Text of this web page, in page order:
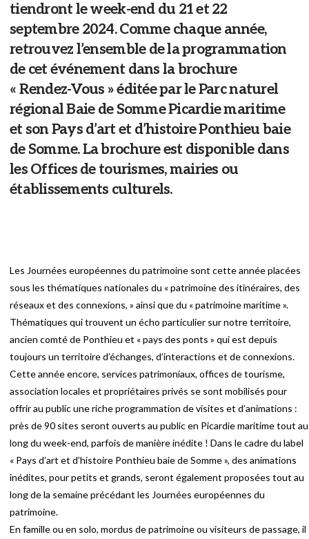
tiendront le week-end du 21 et 22
septembre 2024. Comme chaque année,
retrouvez l’ensemble de la programmation
de cet événement dans la brochure
« Rendez-Vous » éditée par le Parc naturel
régional Baie de Somme Picardie maritime
et son Pays d’art et d’histoire Ponthieu baie
de Somme. La brochure est disponible dans
les Offices de tourismes, mairies ou
établissements culturels.
Les Journées européennes du patrimoine sont cette année placées
sous les thématiques nationales du « patrimoine des itinéraires, des
réseaux et des connexions, » ainsi que du « patrimoine maritime ».
Thématiques qui trouvent un écho particulier sur notre territoire,
ancien comté de Ponthieu et « pays des ponts » qui est depuis
toujours un territoire d’échanges, d’interactions et de connexions.
Cette année encore, services patrimoniaux, offices de tourisme,
association locales et propriétaires privés se sont mobilisés pour
offrir au public une riche programmation de visites et d’animations :
près de 90 sites seront ouverts au public en Picardie maritime tout au
long du week-end, parfois de manière inédite ! Dans le cadre du label
« Pays d’art et d’histoire Ponthieu baie de Somme », des animations
inédites, pour petits et grands, seront également proposées tout au
long de la semaine précédant les Journées européennes du
patrimoine.
En famille ou en solo, mordus de patrimoine ou visiteurs de passage, il